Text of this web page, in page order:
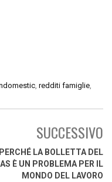
, redditi famiglie,
SUCCESSIVO
PERCHÉ LA BOLLETTA DEL
È UN PROBLEMA PER IL
MONDO DEL LAVORO